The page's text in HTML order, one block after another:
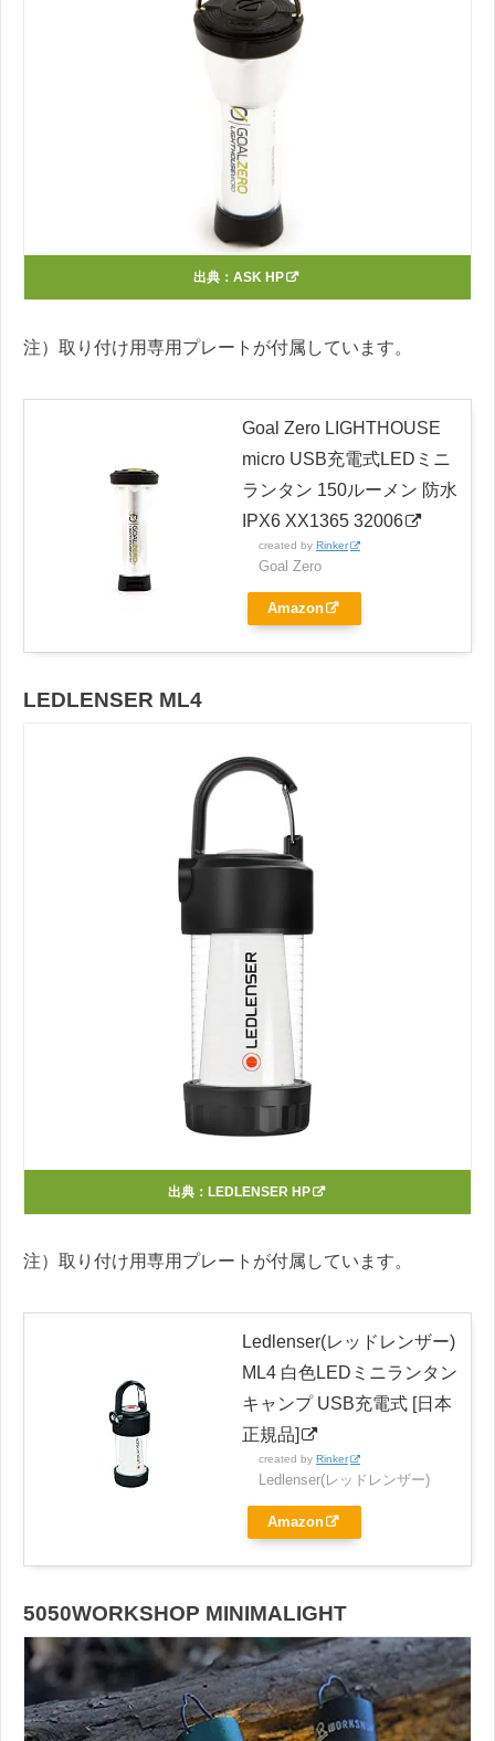
出典： ASK HP
注）取り付け用専用プレートが付属しています。
Goal Zero LIGHTHOUSE
micro USB充電式LEDミニ
ランタン 150ルーメン 防水
IPX6 XX1365 32006
created by Rinker
Goal Zero
Amazon
LEDLENSER ML4
出典： LEDLENSER HP
注）取り付け用専用プレートが付属しています。
Ledlenser(レッドレンザー)
ML4 白色LEDミニランタン
キャンプ USB充電式 [日本
正規品]
created by Rinker
Ledlenser(レッドレンザー)
Amazon
5050WORKSHOP MINIMALIGHT